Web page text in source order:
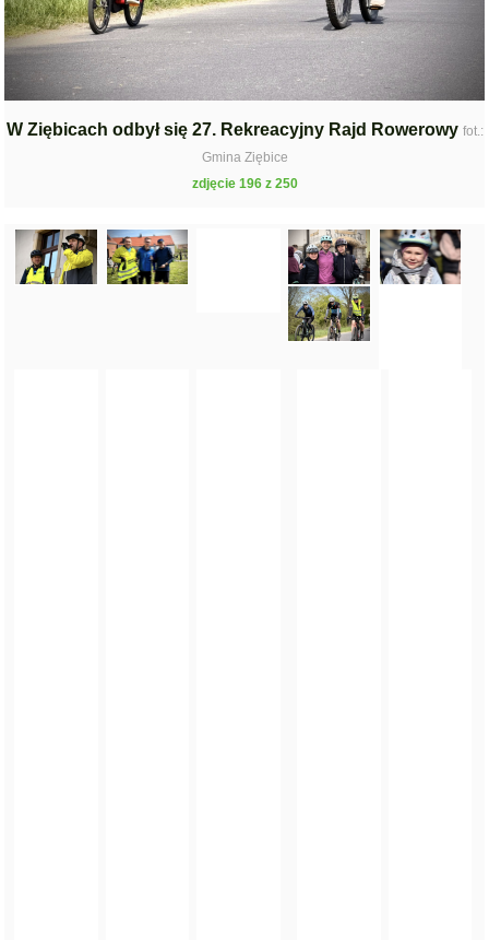
W Ziębicach odbył się 27. Rekreacyjny Rajd Rowerowy fot.:
Gmina Ziębice
zdjęcie 196 z 250